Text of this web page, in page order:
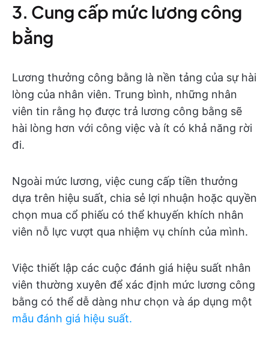
3. Cung cấp mức lương công
bằng
Lương thưởng công bằng là nền tảng của sự hài
lòng của nhân viên. Trung bình, những nhân
viên tin rằng họ được trả lương công bằng sẽ
hài lòng hơn với công việc và ít có khả năng rời
đi.
Ngoài mức lương, việc cung cấp tiền thưởng
dựa trên hiệu suất, chia sẻ lợi nhuận hoặc quyền
chọn mua cổ phiếu có thể khuyến khích nhân
viên nỗ lực vượt qua nhiệm vụ chính của mình.
Việc thiết lập các cuộc đánh giá hiệu suất nhân
viên thường xuyên để xác định mức lương công
bằng có thể dễ dàng như chọn và áp dụng một
mẫu đánh giá hiệu suất.